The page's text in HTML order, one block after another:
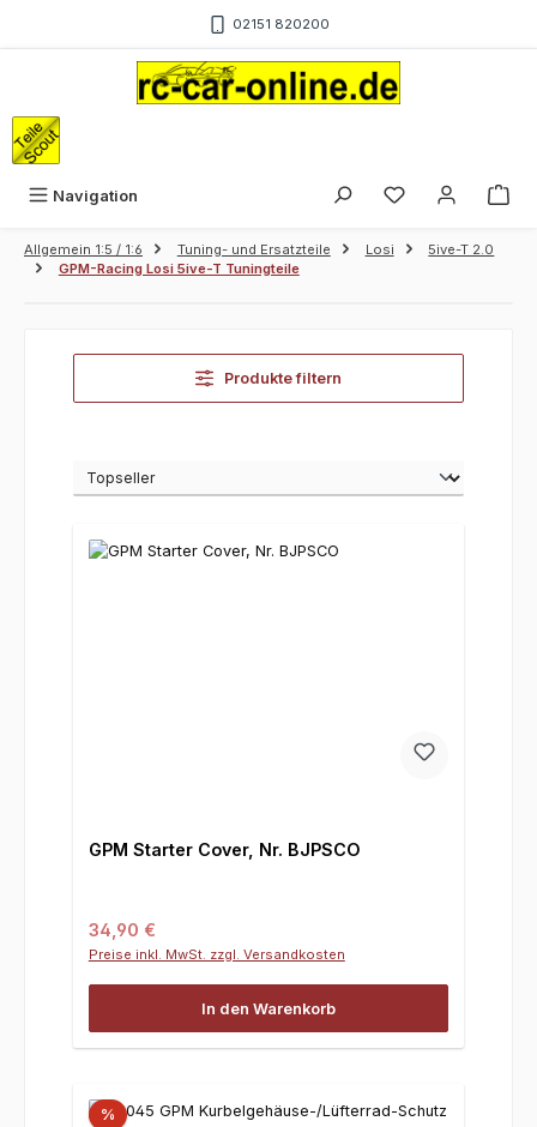
02151 820200
Navigation
Allgemein 1:5 / 1:6 Tuning- und Ersatzteile Losi
5ive-T 2.0
GPM-Racing Losi 5ive-T Tuningteile
Produkte filtern
GPM Starter Cover, Nr. BJPSCO
Regulärer Preis:
34,90 €
Preise inkl. MwSt. zzgl. Versandkosten
In den Warenkorb
%